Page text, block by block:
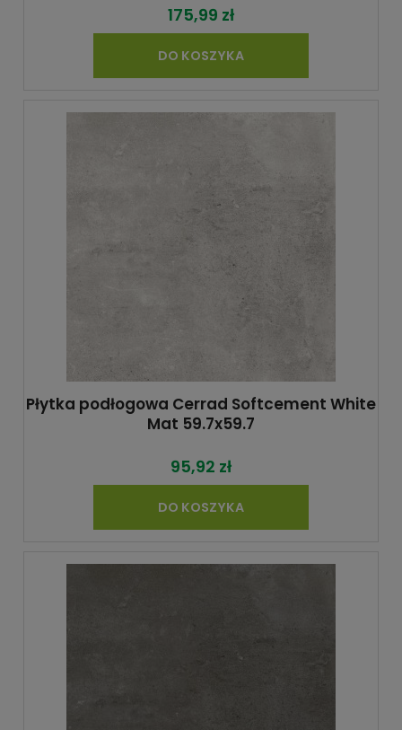
175,99 zł
DO KOSZYKA
Płytka podłogowa Cerrad Softcement White
Mat 59.7x59.7
95,92 zł
DO KOSZYKA